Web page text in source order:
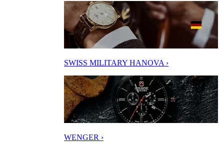
SWISS MILITARY HANOVA ›
WENGER ›